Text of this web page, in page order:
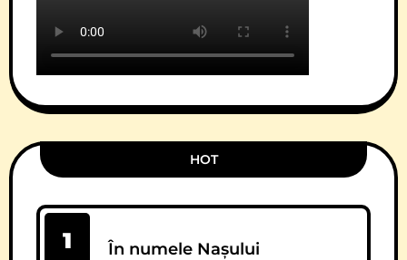
HOT
În numele Nașului
1